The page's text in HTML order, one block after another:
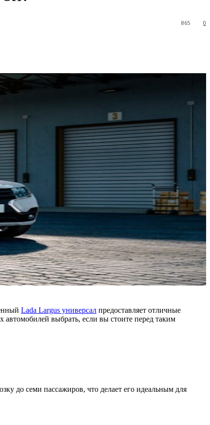
0
865
Lada Largus универсал предоставляет отличные
выбрать, если вы стоите перед таким
до семи пассажиров, что делает его идеальным для